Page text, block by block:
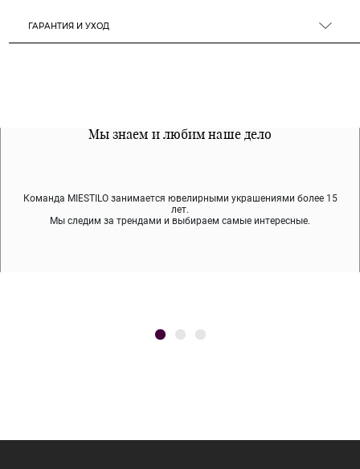
ГАРАНТИЯ И УХОД
Мы знаем и любим наше дело
Команда MIESTILO занимается ювелирными украшениями более 15
лет.
Мы следим за трендами и выбираем самые интересные.
Все наши материалы гипоалергенны
Мы используем покрытие (родий, ювелирный сплав), которое не
содержит никеля и свинца — это исключает аллергию.
Примерка перед покупкой
Во время доставки спокойно примеряйте украшения, выбирайте те,
что вам нравятся, остальные заберёт курьер.